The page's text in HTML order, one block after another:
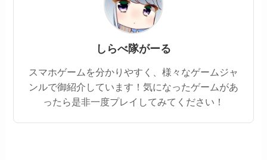
しらべ隊がーる
スマホゲームを分かりやすく、様々なゲームジャ
ンルで御紹介しています！気になったゲームがあ
ったら是非一度プレイしてみてください！